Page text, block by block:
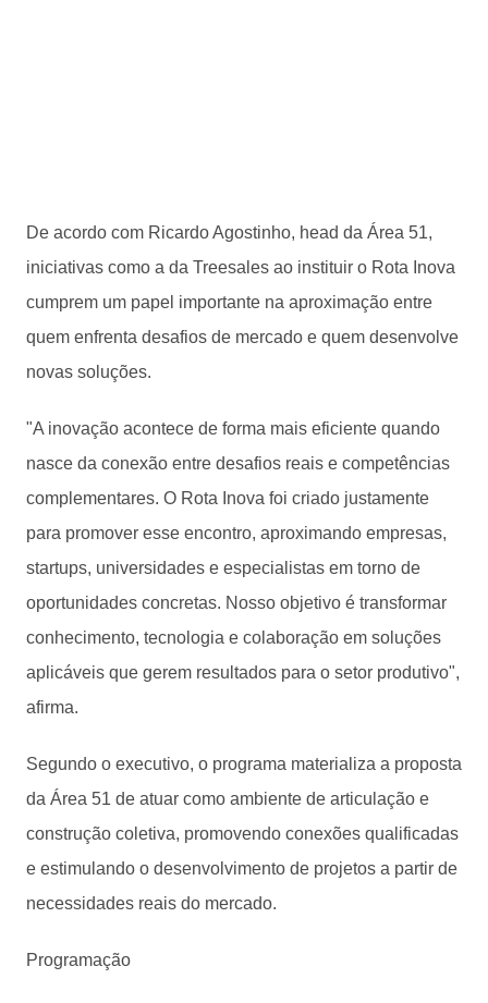
De acordo com Ricardo Agostinho, head da Área 51,
iniciativas como a da Treesales ao instituir o Rota Inova
cumprem um papel importante na aproximação entre
quem enfrenta desafios de mercado e quem desenvolve
novas soluções.
"A inovação acontece de forma mais eficiente quando
nasce da conexão entre desafios reais e competências
complementares. O Rota Inova foi criado justamente
para promover esse encontro, aproximando empresas,
startups, universidades e especialistas em torno de
oportunidades concretas. Nosso objetivo é transformar
conhecimento, tecnologia e colaboração em soluções
aplicáveis que gerem resultados para o setor produtivo",
afirma.
Segundo o executivo, o programa materializa a proposta
da Área 51 de atuar como ambiente de articulação e
construção coletiva, promovendo conexões qualificadas
e estimulando o desenvolvimento de projetos a partir de
necessidades reais do mercado.
Programação